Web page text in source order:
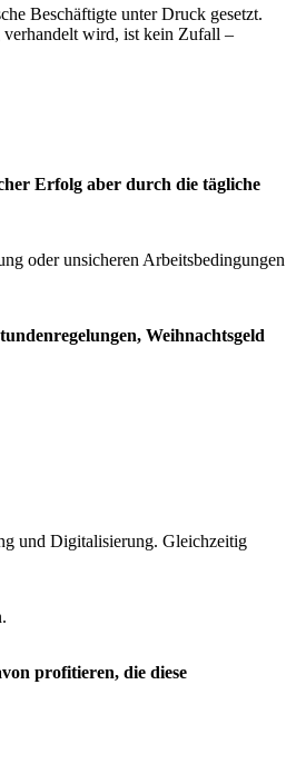
Beschäftigte unter Druck gesetzt.
verhandelt wird, ist kein Zufall –
Erfolg aber durch die tägliche
oder unsicheren Arbeitsbedingungen
Weihnachtsgeld
und Digitalisierung. Gleichzeitig
profitieren, die diese